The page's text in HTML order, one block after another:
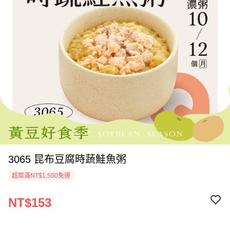
3065 昆布豆腐時蔬鮭魚粥
超取滿NT$1,500免運
NT$153